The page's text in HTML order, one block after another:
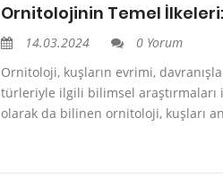
Ornitolojinin Temel
14.03.2024
0 Yorum
Ornitoloji, kuşların evrimi,
türleriyle ilgili bilimsel
olarak da bilinen ornitoloji, kuşları